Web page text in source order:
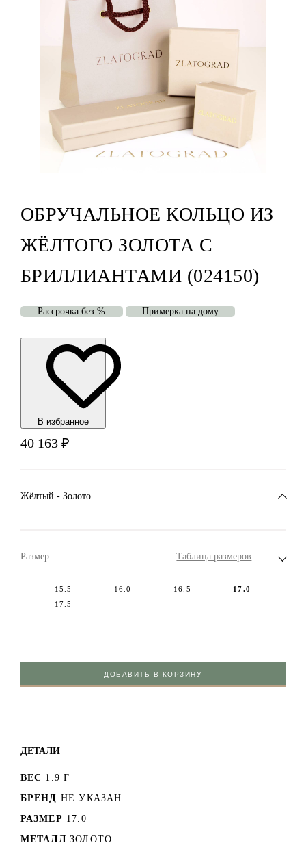
ОБРУЧАЛЬНОЕ КОЛЬЦО ИЗ
ЖЁЛТОГО ЗОЛОТА С
БРИЛЛИАНТАМИ (024150)
Рассрочка без % Примерка на дому
В избранноe
40 163 ₽
Жёлтый - Золото
Размер Таблица размеров
15.5 16.0 16.5
17.0
17.5
ДОБАВИТЬ В КОРЗИНУ
ДЕТАЛИ
ВЕС 1.9 Г
БРЕНД НЕ УКАЗАН
РАЗМЕР 17.0
МЕТАЛЛ ЗОЛОТО